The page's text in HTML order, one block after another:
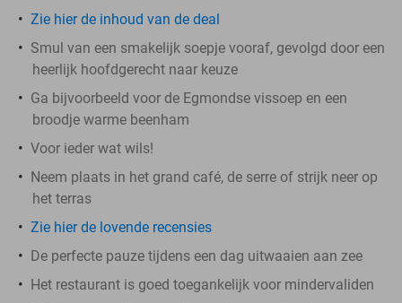
Zie hier de inhoud van de deal
Smul van een smakelijk soepje vooraf, gevolgd door een
heerlijk hoofdgerecht naar keuze
Ga bijvoorbeeld voor de Egmondse vissoep en een
broodje warme beenham
Voor ieder wat wils!
Neem plaats in het grand café, de serre of strijk neer op
het terras
Zie hier de lovende recensies
De perfecte pauze tijdens een dag uitwaaien aan zee
Het restaurant is goed toegankelijk voor mindervaliden